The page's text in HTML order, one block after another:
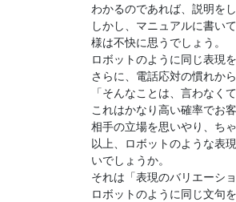
わかるのであれば、説明を
しかし、マニュアルに書い
様は不快に思うでしょう。
ロボットのように同じ表現
さらに、電話応対の慣れか
「そんなことは、言わなく
これはかなり高い確率でお
相手の立場を思いやり、ち
以上、ロボットのような表
いでしょうか。
それは「表現のバリエーシ
ロボットのように同じ文句